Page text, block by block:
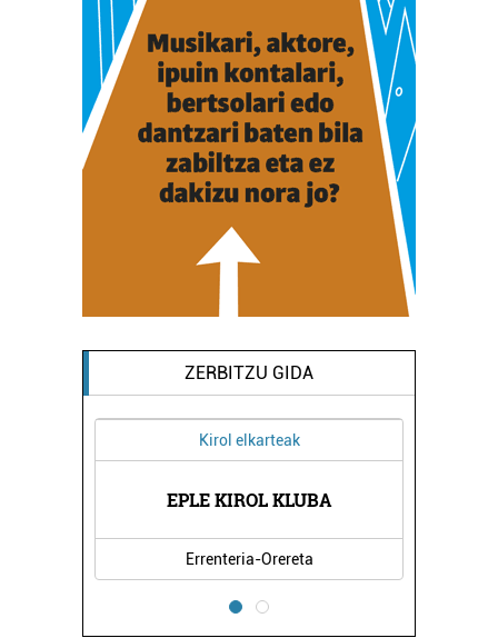
ZERBITZU GIDA
Kirol elkarteak
EPLE KIROL KLUBA
Errenteria-Orereta